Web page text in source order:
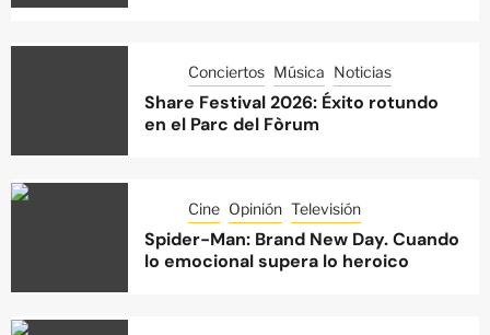
Conciertos Música Noticias
Share Festival 2026: Éxito rotundo
en el Parc del Fòrum
Cine Opinión Televisión
Spider-Man: Brand New Day. Cuando
lo emocional supera lo heroico